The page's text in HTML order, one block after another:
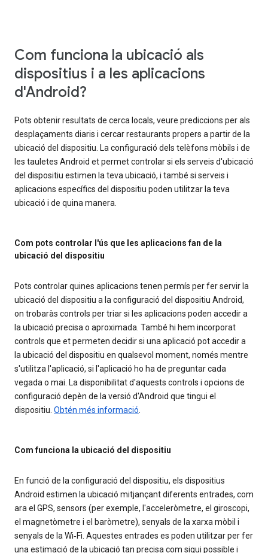
Com funciona la ubicació als
dispositius i a les aplicacions
d'Android?
Pots obtenir resultats de cerca locals, veure prediccions per als
desplaçaments diaris i cercar restaurants propers a partir de la
ubicació del dispositiu. La configuració dels telèfons mòbils i de
les tauletes Android et permet controlar si els serveis d'ubicació
del dispositiu estimen la teva ubicació, i també si serveis i
aplicacions específics del dispositiu poden utilitzar la teva
ubicació i de quina manera.
Com pots controlar l'ús que les aplicacions fan de la
ubicació del dispositiu
Pots controlar quines aplicacions tenen permís per fer servir la
ubicació del dispositiu a la configuració del dispositiu Android,
on trobaràs controls per triar si les aplicacions poden accedir a
la ubicació precisa o aproximada. També hi hem incorporat
controls que et permeten decidir si una aplicació pot accedir a
la ubicació del dispositiu en qualsevol moment, només mentre
s'utilitza l'aplicació, si l'aplicació ho ha de preguntar cada
vegada o mai. La disponibilitat d'aquests controls i opcions de
configuració depèn de la versió d'Android que tingui el
dispositiu. Obtén més informació
Com funciona la ubicació del dispositiu
En funció de la configuració del dispositiu, els dispositius
Android estimen la ubicació mitjançant diferents entrades, com
ara el GPS, sensors (per exemple, l'acceleròmetre, el giroscopi,
el magnetòmetre i el baròmetre), senyals de la xarxa mòbil i
senyals de la Wi‑Fi. Aquestes entrades es poden utilitzar per fer
una estimació de la ubicació tan precisa com sigui possible i